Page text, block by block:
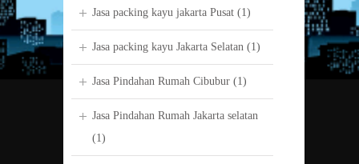
Jasa packing kayu jakarta Pusat (1)
Jasa packing kayu Jakarta Selatan (1)
Jasa Pindahan Rumah Cibubur (1)
Jasa Pindahan Rumah Jakarta selatan
(1)